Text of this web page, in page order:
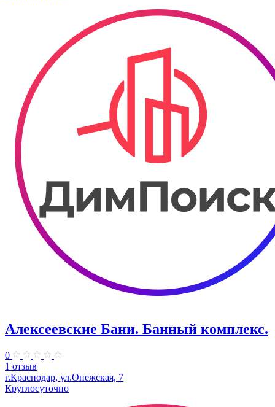
Алексеевские Бани. Банный комплекс.
0
1 отзыв
г.Краснодар, ул.Онежская, 7
Круглосуточно